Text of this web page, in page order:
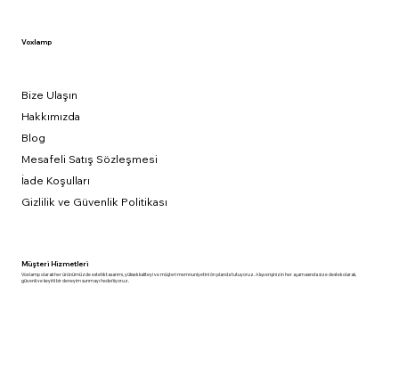
Voxlamp
Bize Ulaşın
Hakkımızda
Blog
Mesafeli Satış Sözleşmesi
İade Koşulları
Gizlilik ve Güvenlik Politikası
Müşteri Hizmetleri
Voxlamp olarak her ürünümüzde estetik tasarımı, yüksek kaliteyi ve müşteri memnuniyetini ön planda tutuyoruz. Alışverişinizin her aşamasında size destek olarak,
güvenli ve keyifli bir deneyim sunmayı hedefliyoruz.